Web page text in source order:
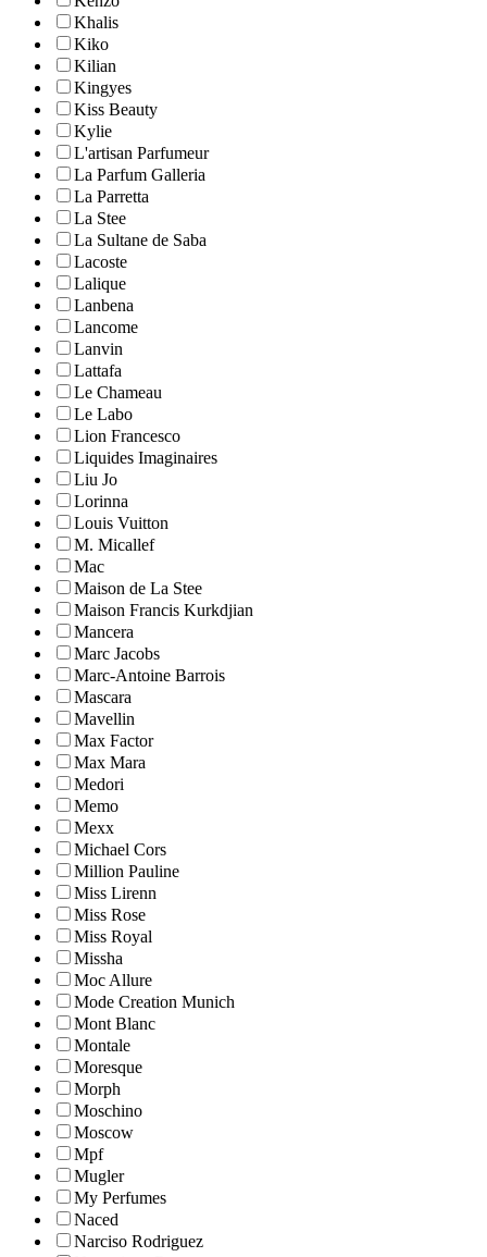
Khalis
Kiko
Kilian
Kingyes
Kiss Beauty
Kylie
L'artisan Parfumeur
La Parfum Galleria
La Parretta
La Stee
La Sultane de Saba
Lacoste
Lalique
Lanbena
Lancome
Lanvin
Lattafa
Le Chameau
Le Labo
Lion Francesco
Liquides Imaginaires
Liu Jo
Lorinna
Louis Vuitton
M. Micallef
Mac
Maison de La Stee
Maison Francis Kurkdjian
Mancera
Marc Jacobs
Marc-Antoine Barrois
Mascara
Mavellin
Max Factor
Max Mara
Medori
Memo
Mexx
Michael Cors
Million Pauline
Miss Lirenn
Miss Rose
Miss Royal
Missha
Moc Allure
Mode Creation Munich
Mont Blanc
Montale
Moresque
Morph
Moschino
Moscow
Mpf
Mugler
My Perfumes
Naced
Narciso Rodriguez